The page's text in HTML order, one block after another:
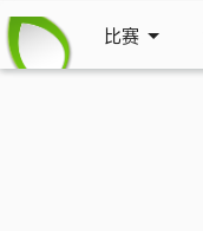
比赛